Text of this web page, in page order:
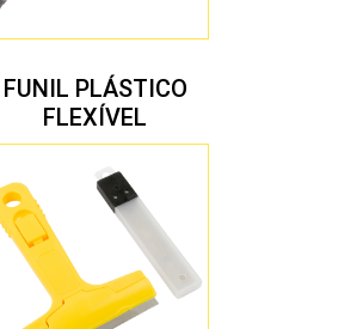
FUNIL PLÁSTICO
FLEXÍVEL